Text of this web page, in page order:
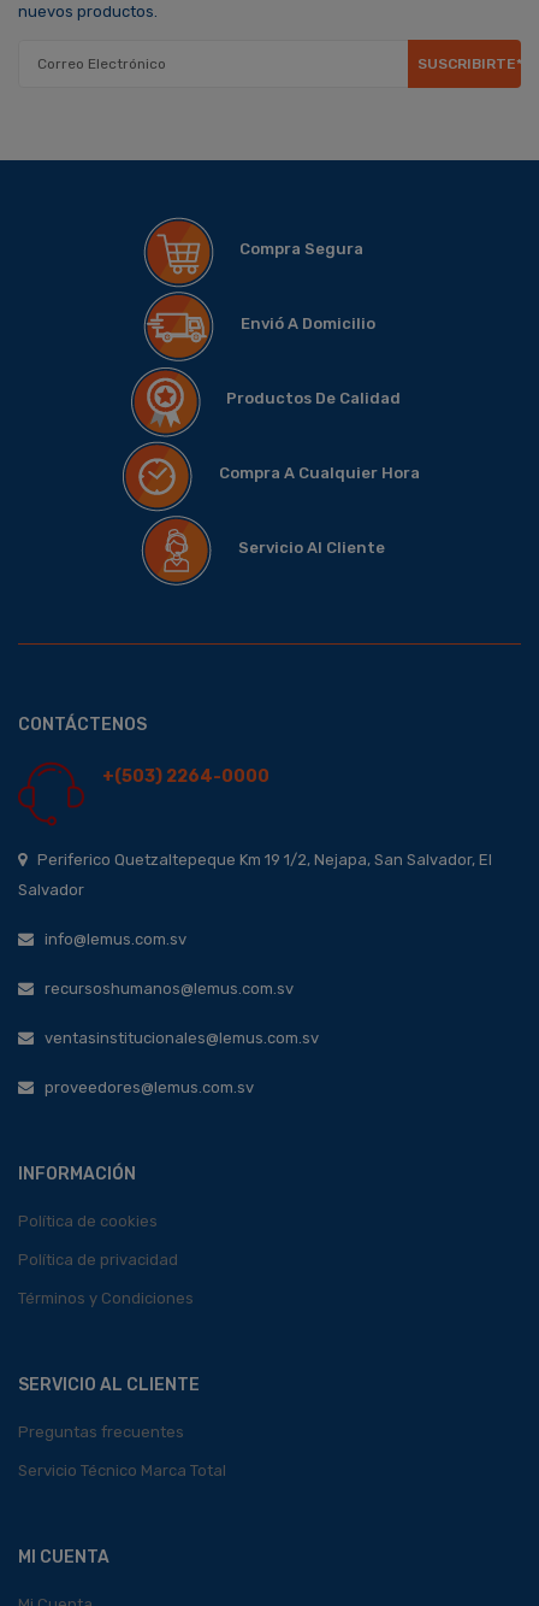
nuevos productos.
SUSCRIBIRTE*
Compra Segura
Envió A Domicilio
Productos De Calidad
Compra A Cualquier Hora
Servicio Al Cliente
CONTÁCTENOS
+(503) 2264-0000
Periferico Quetzaltepeque Km 19 1/2, Nejapa, San Salvador, El
Salvador
info@lemus.com.sv
recursoshumanos@lemus.com.sv
ventasinstitucionales@lemus.com.sv
proveedores@lemus.com.sv
INFORMACIÓN
Política de cookies
Política de privacidad
Términos y Condiciones
SERVICIO AL CLIENTE
Preguntas frecuentes
Servicio Técnico Marca Total
MI CUENTA